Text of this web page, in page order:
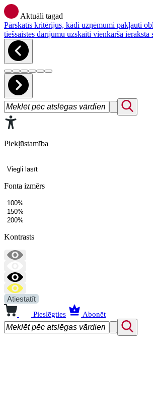
Aktuāli tagad
Pārskatīs kritērijus, kādi uzņēmumi pakļauti
tiešsaistes darījumu uzskaiti vienkāršā ieraksta
Piekļūstamība
Viegli lasīt
Fonta izmērs
100%
150%
200%
Kontrasts
Atiestatīt
Pieslēgties Abonēt